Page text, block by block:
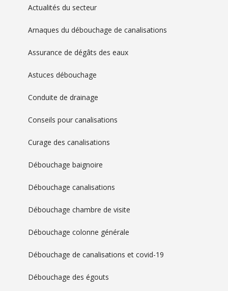
Actualités du secteur
Arnaques du débouchage de canalisations
Assurance de dégâts des eaux
Astuces débouchage
Conduite de drainage
Conseils pour canalisations
Curage des canalisations
Débouchage baignoire
Débouchage canalisations
Débouchage chambre de visite
Débouchage colonne générale
Débouchage de canalisations et covid-19
Débouchage des égouts